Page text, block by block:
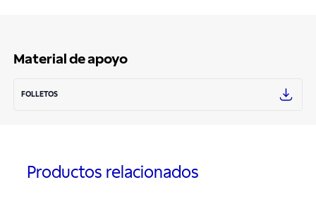
Material de apoyo
FOLLETOS
Productos relacionados